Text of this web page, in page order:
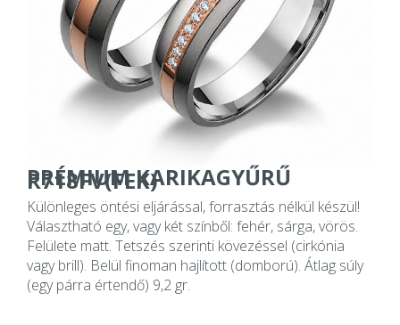
PRÉMIUM KARIKAGYŰRŰ
R718FV(FEK)
Különleges öntési eljárással, forrasztás nélkül készül!
Választható egy, vagy két színből: fehér, sárga, vörös.
Felülete matt. Tetszés szerinti kövezéssel (cirkónia
vagy brill). Belül finoman hajlított (domború). Átlag súly
(egy párra értendő) 9,2 gr.